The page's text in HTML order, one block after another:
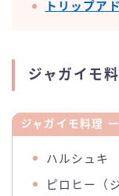
トリップア
ジャガイモ
ジャガイモ料理
ハルシュキ
ピロヒー（